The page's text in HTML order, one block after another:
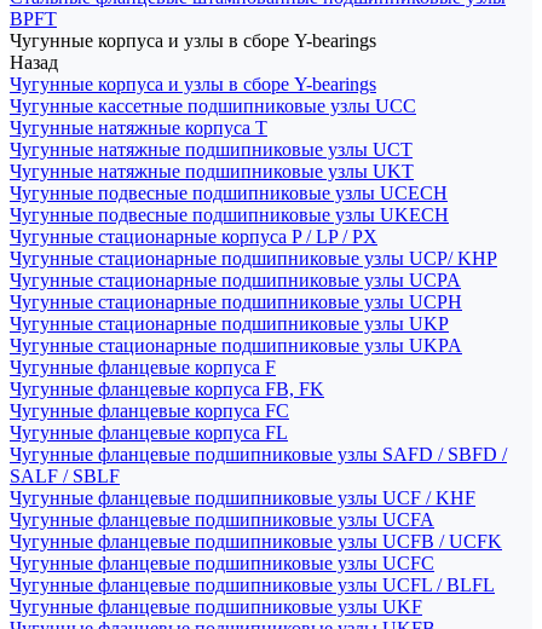
BPFT
Чугунные корпуса и узлы в сборе Y-bearings
Назад
Чугунные корпуса и узлы в сборе Y-bearings
Чугунные кассетные подшипниковые узлы UCC
Чугунные натяжные корпуса T
Чугунные натяжные подшипниковые узлы UCT
Чугунные натяжные подшипниковые узлы UKT
Чугунные подвесные подшипниковые узлы UCECH
Чугунные подвесные подшипниковые узлы UKECH
Чугунные стационарные корпуса P / LP / PX
Чугунные стационарные подшипниковые узлы UCP/ KHP
Чугунные стационарные подшипниковые узлы UCPA
Чугунные стационарные подшипниковые узлы UCPH
Чугунные стационарные подшипниковые узлы UKP
Чугунные стационарные подшипниковые узлы UKPA
Чугунные фланцевые корпуса F
Чугунные фланцевые корпуса FB, FK
Чугунные фланцевые корпуса FC
Чугунные фланцевые корпуса FL
Чугунные фланцевые подшипниковые узлы SAFD / SBFD /
SALF / SBLF
Чугунные фланцевые подшипниковые узлы UCF / KHF
Чугунные фланцевые подшипниковые узлы UCFA
Чугунные фланцевые подшипниковые узлы UCFB / UCFK
Чугунные фланцевые подшипниковые узлы UCFC
Чугунные фланцевые подшипниковые узлы UCFL / BLFL
Чугунные фланцевые подшипниковые узлы UKF